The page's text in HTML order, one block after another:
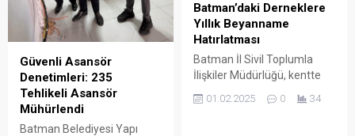
Güvenli Asansör
Denetimleri: 235
Tehlikeli Asansör
Mühürlendi
Batman Belediyesi Yapı
Batman’daki Derneklere
Yıllık Beyanname
Hatırlatması
Batman İl Sivil Toplumla
İlişkiler Müdürlüğü, kentte
faaliyet gösteren dernek ve
şubeler için yıllık beyanname
01.02.2025 0 34